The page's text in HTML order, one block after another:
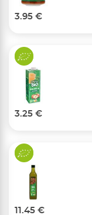
3.95 €
3.25 €
11.45 €